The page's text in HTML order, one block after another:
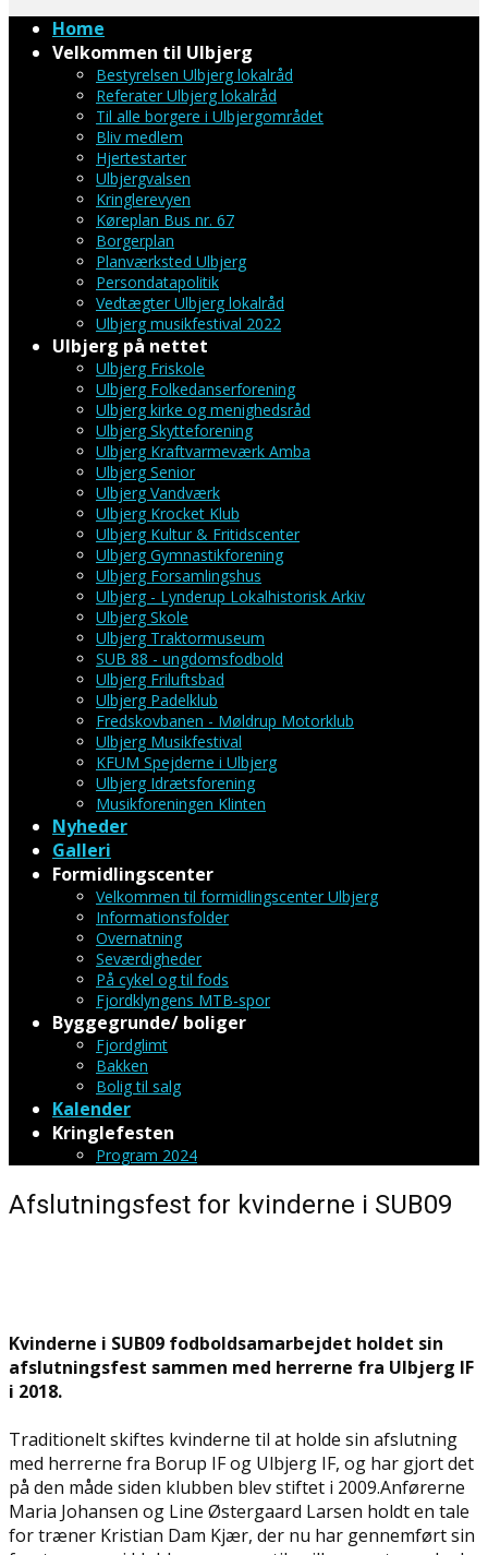
Home
Velkommen til Ulbjerg
Bestyrelsen Ulbjerg lokalråd
Referater Ulbjerg lokalråd
Til alle borgere i Ulbjergområdet
Bliv medlem
Hjertestarter
Ulbjergvalsen
Kringlerevyen
Køreplan Bus nr. 67
Borgerplan
Planværksted Ulbjerg
Persondatapolitik
Vedtægter Ulbjerg lokalråd
Ulbjerg musikfestival 2022
Ulbjerg på nettet
Ulbjerg Friskole
Ulbjerg Folkedanserforening
Ulbjerg kirke og menighedsråd
Ulbjerg Skytteforening
Ulbjerg Kraftvarmeværk Amba
Ulbjerg Senior
Ulbjerg Vandværk
Ulbjerg Krocket Klub
Ulbjerg Kultur & Fritidscenter
Ulbjerg Gymnastikforening
Ulbjerg Forsamlingshus
Ulbjerg - Lynderup Lokalhistorisk Arkiv
Ulbjerg Skole
Ulbjerg Traktormuseum
SUB 88 - ungdomsfodbold
Ulbjerg Friluftsbad
Ulbjerg Padelklub
Fredskovbanen - Møldrup Motorklub
Ulbjerg Musikfestival
KFUM Spejderne i Ulbjerg
Ulbjerg Idrætsforening
Musikforeningen Klinten
Nyheder
Galleri
Formidlingscenter
Velkommen til formidlingscenter Ulbjerg
Informationsfolder
Overnatning
Seværdigheder
På cykel og til fods
Fjordklyngens MTB-spor
Byggegrunde/ boliger
Fjordglimt
Bakken
Bolig til salg
Kalender
Kringlefesten
Program 2024
Afslutningsfest for kvinderne i SUB09
Kvinderne i SUB09 fodboldsamarbejdet holdet sin
afslutningsfest sammen med herrerne fra Ulbjerg IF
i 2018.
Traditionelt skiftes kvinderne til at holde sin afslutning
med herrerne fra Borup IF og Ulbjerg IF, og har gjort det
på den måde siden klubben blev stiftet i 2009.Anførerne
Maria Johansen og Line Østergaard Larsen holdt en tale
for træner Kristian Dam Kjær, der nu har gennemført sin